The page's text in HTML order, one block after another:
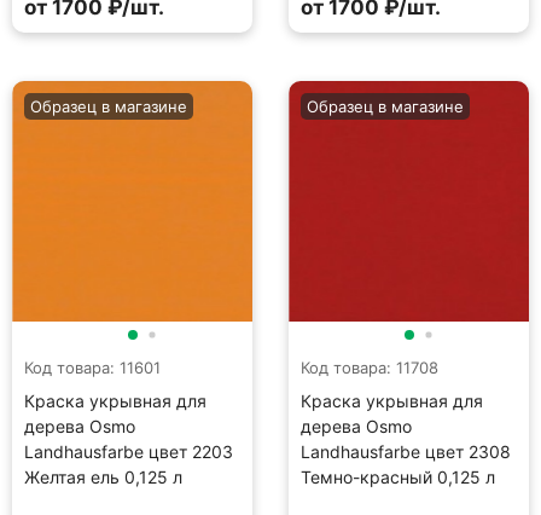
от 1700 ₽/шт. от 1700 ₽/шт.
Код товара: 11601
Краска укрывная для
дерева Osmo
Landhausfarbe цвет 2203
Желтая ель 0,125 л
Образец в магазине
Код товара: 11708
Краска укрывная для
дерева Osmo
Landhausfarbe цвет 2308
Темно-красный 0,125 л
Образец в магазине